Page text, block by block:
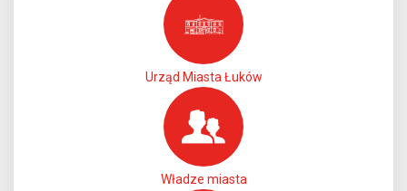
Urząd Miasta Łuków
Władze miasta